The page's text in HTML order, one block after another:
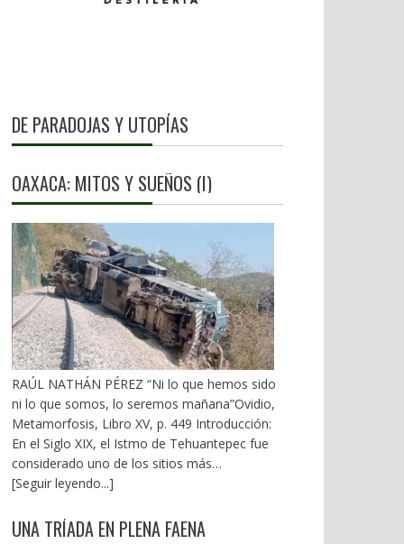
DE PARADOJAS Y UTOPÍAS
OAXACA: MITOS Y SUEÑOS (I)
RAÚL NATHÁN PÉREZ “Ni lo que hemos sido
ni lo que somos, lo seremos mañana”Ovidio,
Metamorfosis, Libro XV, p. 449 Introducción:
En el Siglo XIX, el Istmo de Tehuantepec fue
considerado uno de los sitios más
estratégicos a nivel mundial. En la mira de los
emanados del PRI iniciaron una serie de
[Seguir leyendo...]
UNA TRÍADA EN PLENA FAENA